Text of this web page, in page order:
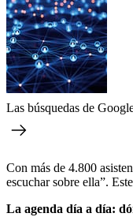
Las búsquedas de
Con más de 4.800
escuchar sobre ella”.
La agenda día a día: